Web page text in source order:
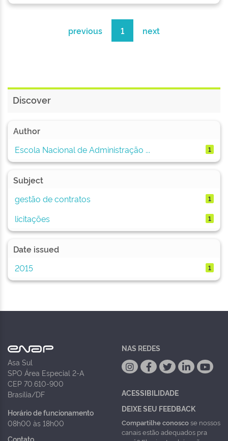
previous 1 next
Discover
Author
Escola Nacional de Administração ...
1
Subject
gestão de contratos
1
licitações 1
Date issued
2015
1
Asa Sul
SPO Área Especial 2-A
CEP 70.610-900
Brasília/DF
Horário de funcionamento
08h00 às 18h00
Contato
NAS REDES
ACESSIBILIDADE
DEIXE SEU FEEDBACK
Compartilhe conoscose nossos
canais estão adequados pra